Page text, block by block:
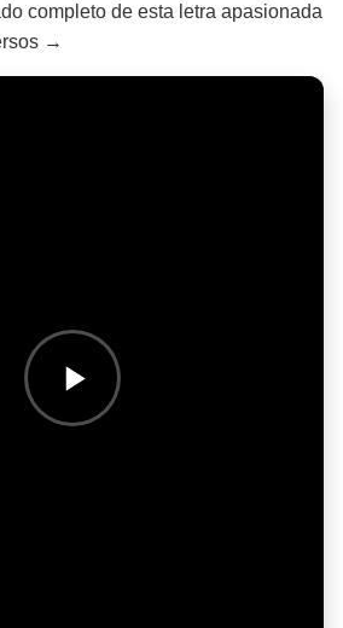
completo de esta letra apasionada
→